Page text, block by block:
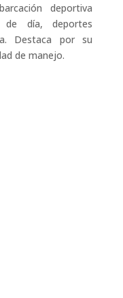
deportiva
de día, deportes
Destaca por su
de manejo.